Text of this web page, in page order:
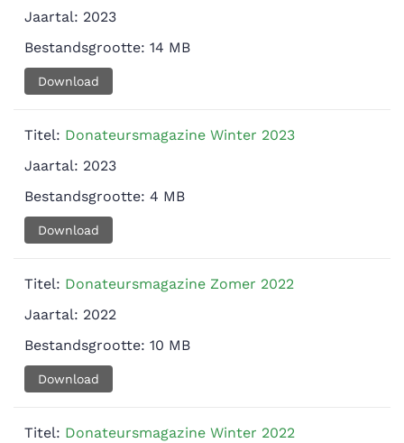
Jaartal: 2023
Bestandsgrootte: 14 MB
Download
Titel: Donateursmagazine Winter 2023
Jaartal: 2023
Bestandsgrootte: 4 MB
Download
Titel: Donateursmagazine Zomer 2022
Jaartal: 2022
Bestandsgrootte: 10 MB
Download
Titel: Donateursmagazine Winter 2022